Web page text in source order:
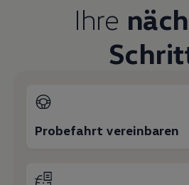
Ihre
Probefahrt vereinbaren